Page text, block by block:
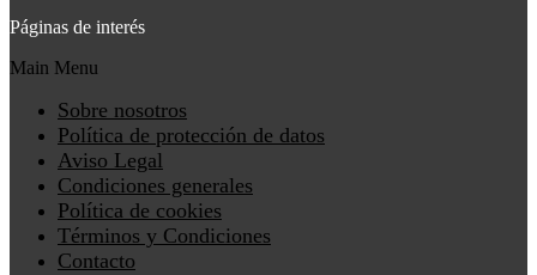
Páginas de interés
Main Menu
Sobre nosotros
Política de protección de datos
Aviso Legal
Condiciones generales
Política de cookies
Términos y Condiciones
Contacto